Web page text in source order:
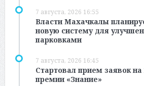
7 августа, 2026 16:55
Власти Махачкалы
новую систему для
парковками
7 августа, 2026 16:45
Стартовал прием заявок
премии «Знание»